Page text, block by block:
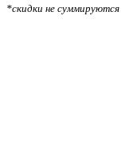
*скидки не суммируются